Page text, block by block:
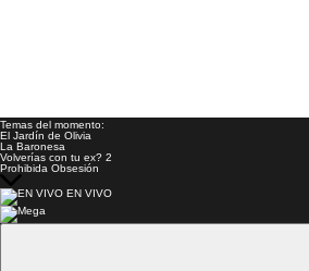
Temas del momento:
El Jardín de Olivia
La Baronesa
Volverías con tu ex? 2
Prohibida Obsesión
EN VIVO